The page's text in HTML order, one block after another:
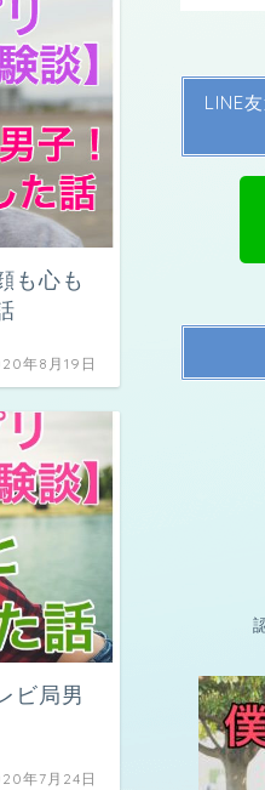
も心も
年8月19日
ビ局男
年7月24日
LINE